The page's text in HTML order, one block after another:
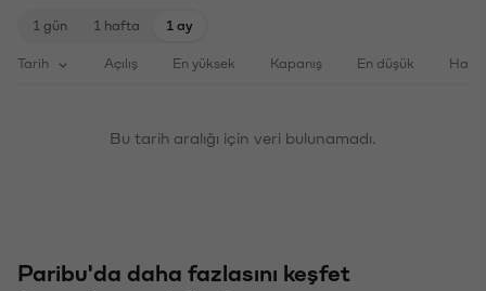
1 gün 1 hafta 1 ay
Tarih Açılış En yüksek Kapanış En düşük
Bu tarih aralığı için veri bulunamadı.
Paribu'da daha fazlasını keşfet